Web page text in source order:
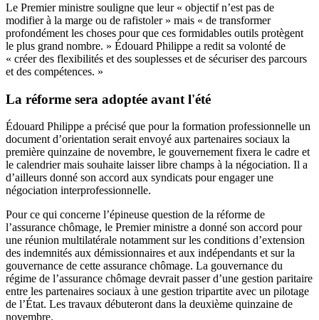
Le Premier ministre souligne que leur « objectif n’est pas de
modifier à la marge ou de rafistoler » mais « de transformer
profondément les choses pour que ces formidables outils protègent
le plus grand nombre. » Édouard Philippe a redit sa volonté de
« créer des flexibilités et des souplesses et de sécuriser des parcours
et des compétences. »
La réforme sera adoptée avant l'été
Édouard Philippe a précisé que pour la formation professionnelle un
document d’orientation serait envoyé aux partenaires sociaux la
première quinzaine de novembre, le gouvernement fixera le cadre et
le calendrier mais souhaite laisser libre champs à la négociation. Il a
d’ailleurs donné son accord aux syndicats pour engager une
négociation interprofessionnelle.
Pour ce qui concerne l’épineuse question de la réforme de
l’assurance chômage, le Premier ministre a donné son accord pour
une réunion multilatérale notamment sur les conditions d’extension
des indemnités aux démissionnaires et aux indépendants et sur la
gouvernance de cette assurance chômage. La gouvernance du
régime de l’assurance chômage devrait passer d’une gestion paritaire
entre les partenaires sociaux à une gestion tripartite avec un pilotage
de l’État. Les travaux débuteront dans la deuxième quinzaine de
novembre.